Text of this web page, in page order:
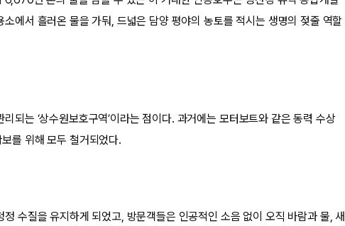
에서 흘러온 물을 가둬, 드넓은 담양 평야의 농토를 적시는 생명의 젖줄 역할
되는 ‘상수원보호구역’이라는 점이다. 과거에는 모터보트와 같은 동력 수상
를 위해 모두 철거되었다.
수질을 유지하게 되었고, 방문객들은 인공적인 소음 없이 오직 바람과 물, 새